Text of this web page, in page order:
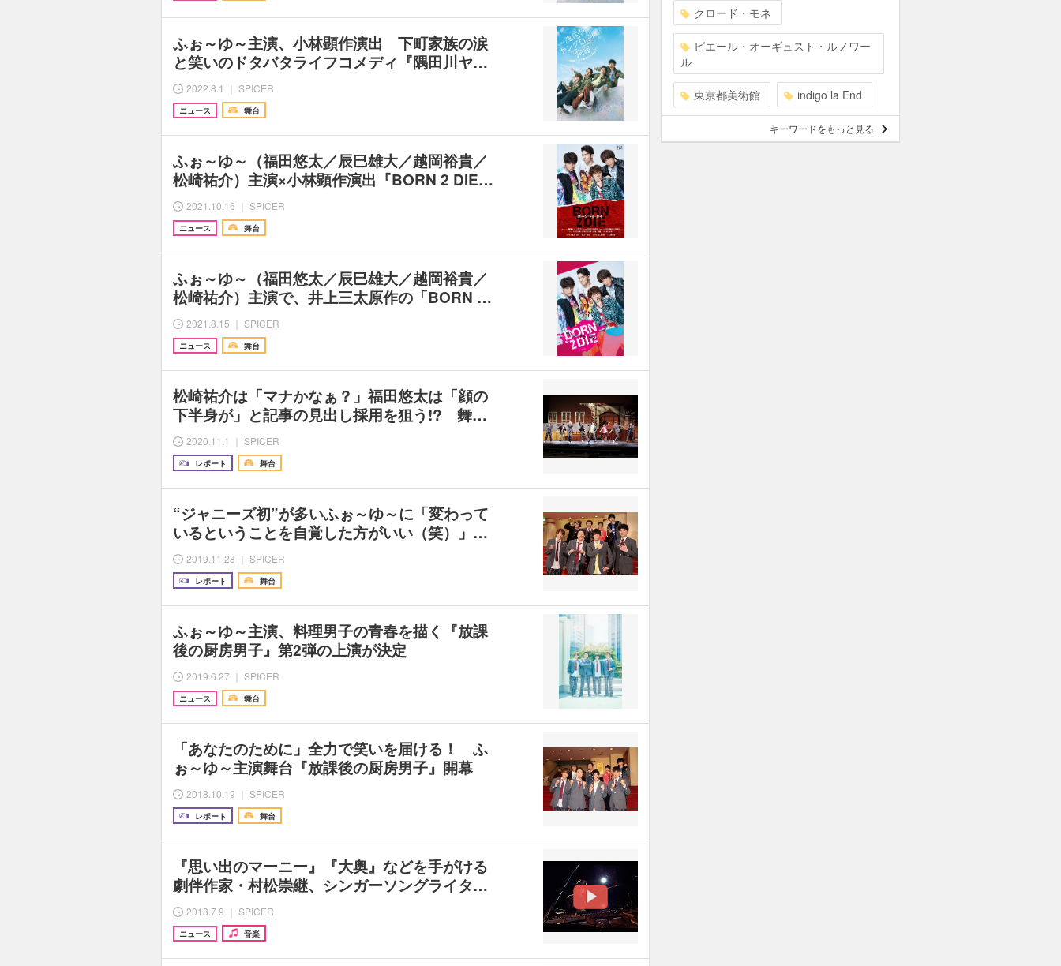
ふぉ～ゆ～主演、小林顕作演出 下町家族の涙
と笑いのドタバタライフコメディ『隅田川ヤ…
2022.8.1 ｜ SPICER
ニュース 舞台
ふぉ～ゆ～（福田悠太／辰巳雄大／越岡裕貴／
松崎祐介）主演×小林顕作演出『BORN 2 DIE…
2021.10.16 ｜ SPICER
ニュース 舞台
ふぉ～ゆ～（福田悠太／辰巳雄大／越岡裕貴／
松崎祐介）主演で、井上三太原作の「BORN …
2021.8.15 ｜ SPICER
ニュース 舞台
松崎祐介は「マナかなぁ？」福田悠太は「顔の
下半身が」と記事の見出し採用を狙う!? 舞…
2020.11.1 ｜ SPICER
レポート 舞台
“ジャニーズ初”が多いふぉ～ゆ～に「変わって
いるということを自覚した方がいい（笑）」…
2019.11.28 ｜ SPICER
レポート 舞台
ふぉ～ゆ～主演、料理男子の青春を描く『放課
後の厨房男子』第2弾の上演が決定
2019.6.27 ｜ SPICER
ニュース 舞台
「あなたのために」全力で笑いを届ける！ ふ
ぉ～ゆ～主演舞台『放課後の厨房男子』開幕
2018.10.19 ｜ SPICER
レポート 舞台
『思い出のマーニー』『大奥』などを手がける
劇伴作家・村松崇継、シンガーソングライタ…
2018.7.9 ｜ SPICER
ニュース 音楽
クロード・モネ
ピエール・オーギュスト・ルノワー
ル
東京都美術館 indigo la End
キーワードをもっと見る